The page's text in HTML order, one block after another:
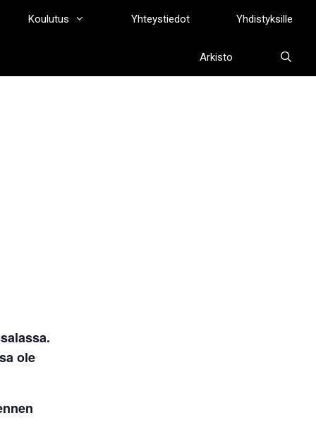
Koulutus Yhteystiedot Yhdistyksille
Arkisto
ole